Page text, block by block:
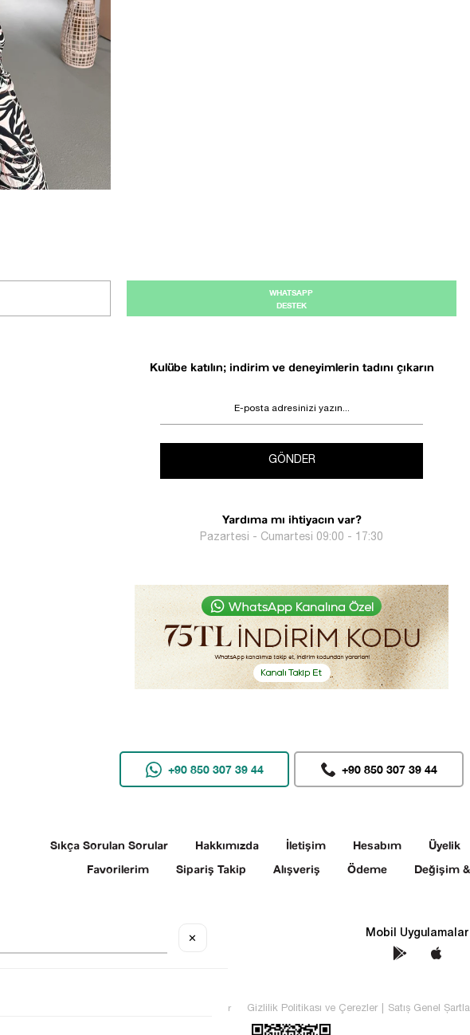
WHATSAPP
DESTEK
Kulübe katılın; indirim ve deneyimlerin tadını çıkarın
GÖNDER
Yardıma mı ihtiyacın var?
Pazartesi - Cumartesi 09:00 - 17:30
+90 850 307 39 44 +90 850 307 39 44
Sıkça Sorulan Sorular Hakkımızda İletişim Hesabım Üyelik
Favorilerim
Sipariş Takip Alışveriş Ödeme Değişim
Sosyal Medya Mobil Uygulamalar
© 2025 SEZGİ TEKİN Tüm hakları saklıdır Gizlilik Politikası ve Çerezler Satış Genel
✕